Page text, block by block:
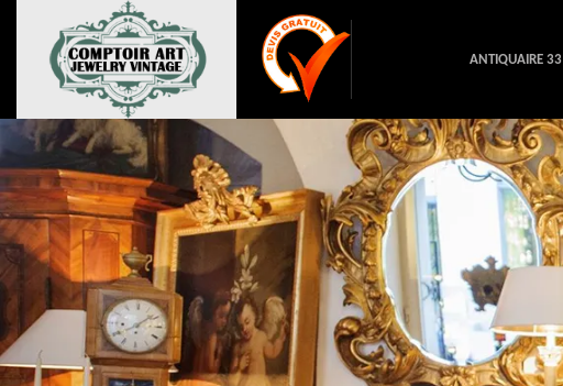
ANTIQUAIRE 33